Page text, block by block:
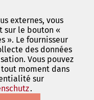
externes, vous
sur le bouton «
». Le fournisseur
des données
Vous pouvez
moment dans
sur
(S'ouvre
.